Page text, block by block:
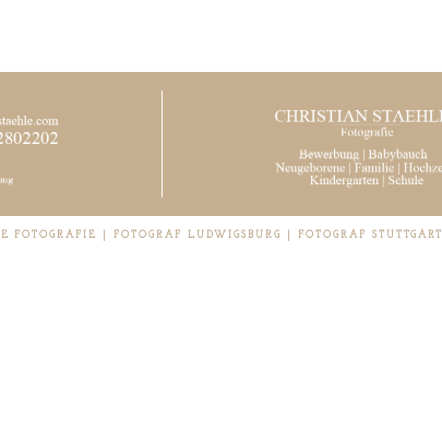
| FOTOGRAF LUDWIGSBURG | FOTOGRAF STUTTGART